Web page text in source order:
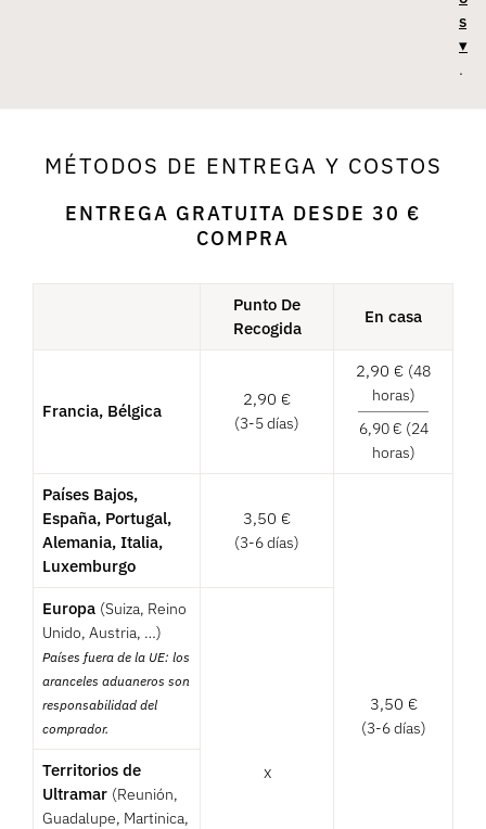
s
▾
.
MÉTODOS DE ENTREGA Y COSTOS
ENTREGA GRATUITA DESDE 30 €
COMPRA
Punto De
Recogida
En casa
Francia, Bélgica
2,90 €
(3-5 días)
2,90 € (48
horas)
6,90 € (24
horas)
Países Bajos,
España, Portugal,
Alemania, Italia,
Luxemburgo
3,50 €
(3-6 días)
3,50 €
(3-6 días)
Europa (Suiza, Reino
Unido, Austria, …)
Países fuera de la UE: los
aranceles aduaneros son
responsabilidad del
comprador.
x
Territorios de
Ultramar (Reunión,
Guadalupe, Martinica,